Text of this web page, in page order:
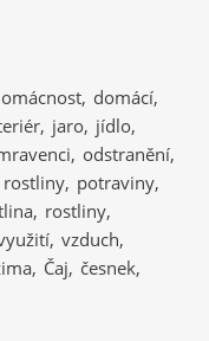
domácí
jaro jídlo
odstranění
rostliny potraviny
rostliny
vzduch
Čaj česnek